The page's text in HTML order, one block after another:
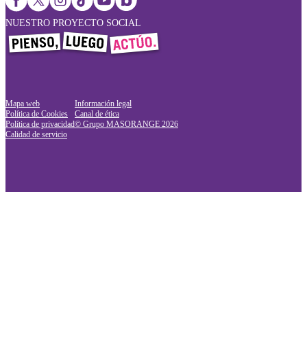
NUESTRO PROYECTO SOCIAL
Mapa web
Política de Cookies
Política de privacidad
Calidad de servicio
Información legal
Canal de ética
© Grupo MASORANGE 2026